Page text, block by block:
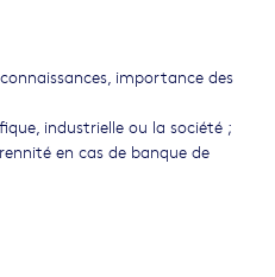
importance des
industrielle ou la société ;
en cas de banque de